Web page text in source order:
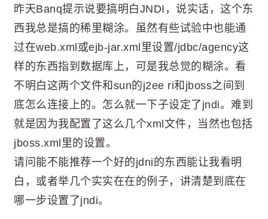
昨天Banq提示说要搞明白JNDI，说实话，这个东
西我总是搞的稀里糊涂。虽然有些试验中也能通
过在web.xml或ejb-jar.xml里设置/jdbc/agency这
样的东西指到数据库上，可是我总觉的糊涂。看
不明白这两个文件和sun的j2ee ri和jboss之间到
底怎么连接上的。怎么就一下子设定了jndi。难到
就是因为我配置了这么几个xml文件，当然也包括
jboss.xml里的设置。
请问能不能推荐一个好的jdni的东西能让我看明
白，或者举几个实实在在的例子，讲清楚到底在
哪一步设置了jndi。